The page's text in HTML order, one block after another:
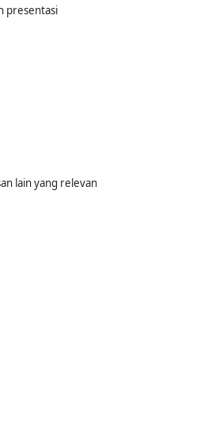
presentasi
lain yang relevan